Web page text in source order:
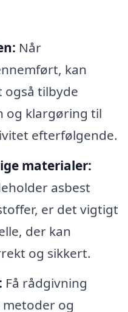
Når
kan
tilbyde
og klargøring til
efterfølgende.
materialer:
asbest
er det vigtigt
der kan
og sikkert.
Få rådgivning
og